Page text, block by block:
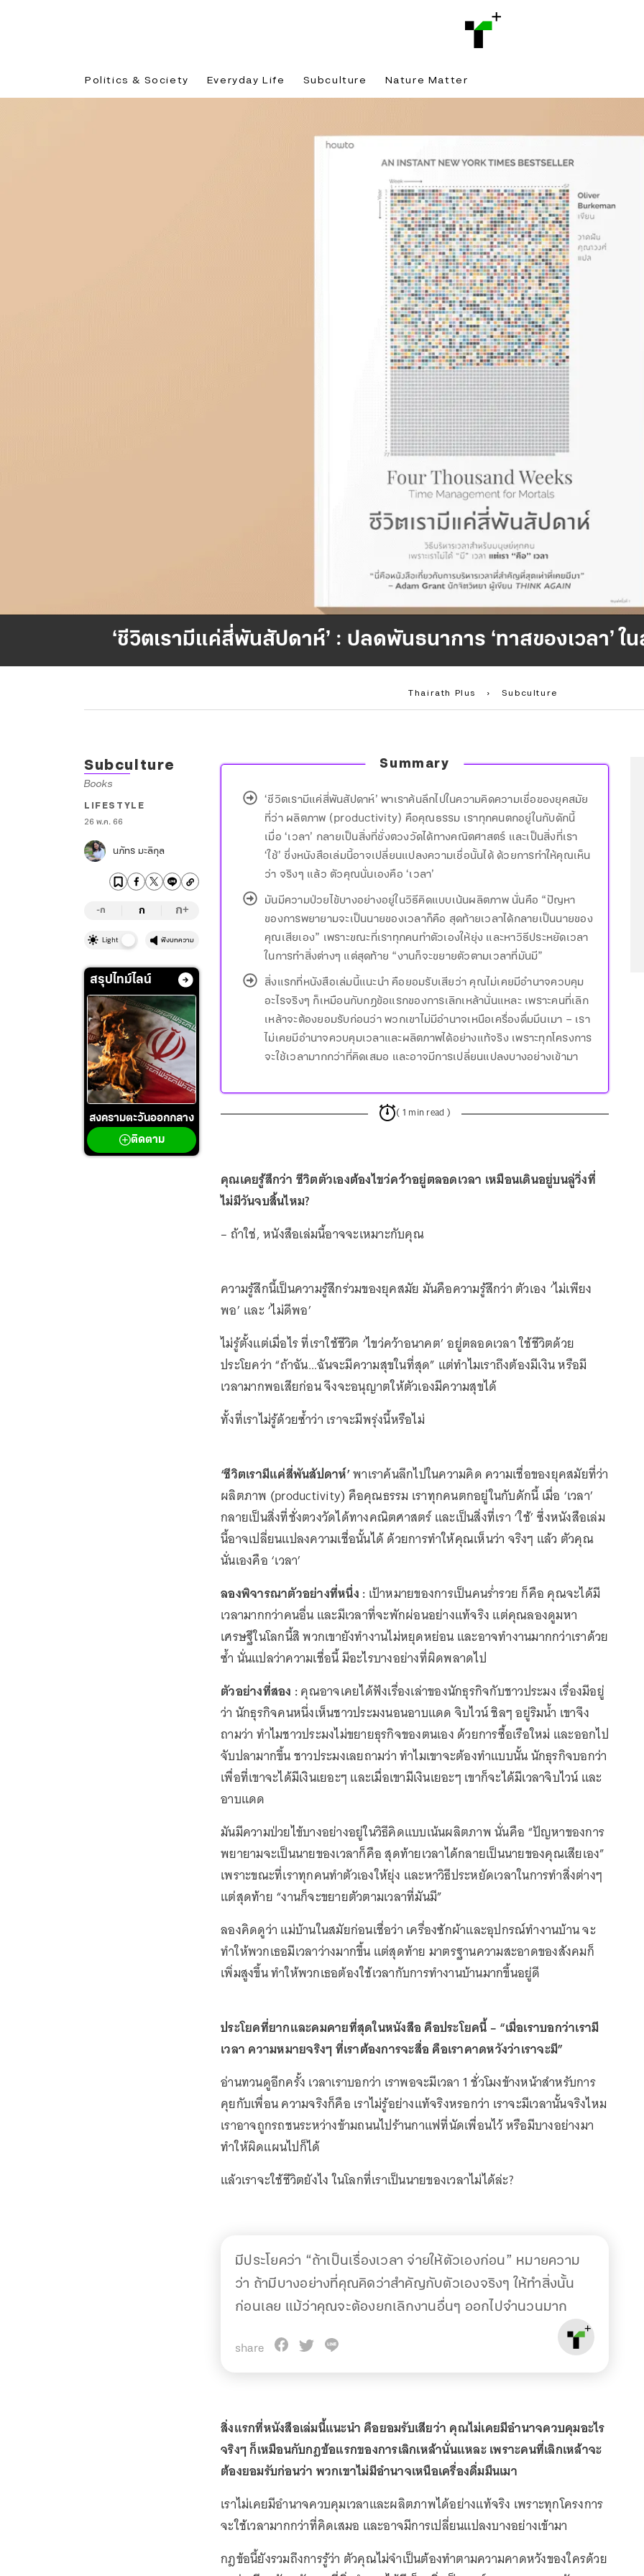
Politics & Society Everyday Life Subculture Nature Matter
‘ชีวิตเรามีแค่สี่พันสัปดาห์’ : ปลดพันธนาการ ‘ทาสของเวลา’
Thairath Plus › Subculture
Subculture
Books
LIFESTYLE
26 พ.ค. 66
นภัทร มะลิกุล
-ก ก ก+
Light ฟังบทความ
สรุปไทม์ไลน์
สงครามตะวันออกกลาง
ติดตาม
Summary
‘ชีวิตเรามีแค่สี่พันสัปดาห์’ พาเราค้นลึกไปในความคิดความเชื่อของยุคสมัย
ที่ว่า ผลิตภาพ (productivity) คือคุณธรรม เราทุกคนตกอยู่ในกับดักนี้
เมื่อ ‘เวลา’ กลายเป็นสิ่งที่ชั่งตวงวัดได้ทางคณิตศาสตร์ และเป็นสิ่งที่เรา
‘ใช้’ ซึ่งหนังสือเล่มนี้อาจเปลี่ยนแปลงความเชื่อนั้นได้ ด้วยการทำให้คุณเห็น
ว่า จริงๆ แล้ว ตัวคุณนั่นเองคือ ‘เวลา’
มันมีความป่วยไข้บางอย่างอยู่ในวิธีคิดแบบเน้นผลิตภาพ นั่นคือ “ปัญหา
ของการพยายามจะเป็นนายของเวลาก็คือ สุดท้ายเวลาได้กลายเป็นนายของ
คุณเสียเอง” เพราะขณะที่เราทุกคนทำตัวเองให้ยุ่ง และหาวิธีประหยัดเวลา
ในการทำสิ่งต่างๆ แต่สุดท้าย “งานก็จะขยายตัวตามเวลาที่มันมี”
สิ่งแรกที่หนังสือเล่มนี้แนะนำ คือยอมรับเสียว่า คุณไม่เคยมีอำนาจควบคุม
อะไรจริงๆ ก็เหมือนกับกฎข้อแรกของการเลิกเหล้านั่นแหละ เพราะคนที่เลิก
เหล้าจะต้องยอมรับก่อนว่า พวกเขาไม่มีอำนาจเหนือเครื่องดื่มมึนเมา – เรา
ไม่เคยมีอำนาจควบคุมเวลาและผลิตภาพได้อย่างแท้จริง เพราะทุกโครงการ
จะใช้เวลามากกว่าที่คิดเสมอ และอาจมีการเปลี่ยนแปลงบางอย่างเข้ามา
( 1 min read )
คุณเคยรู้สึกว่า ชีวิตตัวเองต้องไขว่คว้าอยู่ตลอดเวลา เหมือนเดินอยู่บนลู่วิ่งที่
ไม่มีวันจบสิ้นไหม?
– ถ้าใช่, หนังสือเล่มนี้อาจจะเหมาะกับคุณ
ความรู้สึกนี้เป็นความรู้สึกร่วมของยุคสมัย มันคือความรู้สึกว่า ตัวเอง ‘ไม่เพียง
พอ’ และ ‘ไม่ดีพอ’
ไม่รู้ตั้งแต่เมื่อไร ที่เราใช้ชีวิต ‘ไขว่คว้าอนาคต’ อยู่ตลอดเวลา ใช้ชีวิตด้วย
ประโยคว่า “ถ้าฉัน...ฉันจะมีความสุขในที่สุด” แต่ทำไมเราถึงต้องมีเงิน หรือมี
เวลามากพอเสียก่อน จึงจะอนุญาตให้ตัวเองมีความสุขได้
ทั้งที่เราไม่รู้ด้วยซ้ำว่า เราจะมีพรุ่งนี้หรือไม่
‘ชีวิตเรามีแค่สี่พันสัปดาห์’พาเราค้นลึกไปในความคิด ความเชื่อของยุคสมัยที่ว่า
ผลิตภาพ (productivity) คือคุณธรรม เราทุกคนตกอยู่ในกับดักนี้ เมื่อ ‘เวลา’
กลายเป็นสิ่งที่ชั่งตวงวัดได้ทางคณิตศาสตร์ และเป็นสิ่งที่เรา ‘ใช้’ ซึ่งหนังสือเล่ม
นี้อาจเปลี่ยนแปลงความเชื่อนั้นได้ ด้วยการทำให้คุณเห็นว่า จริงๆ แล้ว ตัวคุณ
นั่นเองคือ ‘เวลา’
ลองพิจารณาตัวอย่างที่หนึ่ง : เป้าหมายของการเป็นคนร่ำรวย ก็คือ คุณจะได้มี
เวลามากกว่าคนอื่น และมีเวลาที่จะพักผ่อนอย่างแท้จริง แต่คุณลองดูมหา
เศรษฐีในโลกนี้สิ พวกเขายังทำงานไม่หยุดหย่อน และอาจทำงานมากกว่าเราด้วย
ซ้ำ นั่นแปลว่าความเชื่อนี้ มีอะไรบางอย่างที่ผิดพลาดไป
ตัวอย่างที่สอง :คุณอาจเคยได้ฟังเรื่องเล่าของนักธุรกิจกับชาวประมง เรื่องมีอยู่
ว่า นักธุรกิจคนหนึ่งเห็นชาวประมงนอนอาบแดด จิบไวน์ ชิลๆ อยู่ริมน้ำ เขาจึง
ถามว่า ทำไมชาวประมงไม่ขยายธุรกิจของตนเอง ด้วยการซื้อเรือใหม่ และออกไป
จับปลามากขึ้น ชาวประมงเลยถามว่า ทำไมเขาจะต้องทำแบบนั้น นักธุรกิจบอกว่า
เพื่อที่เขาจะได้มีเงินเยอะๆ และเมื่อเขามีเงินเยอะๆ เขาก็จะได้มีเวลาจิบไวน์ และ
อาบแดด
มันมีความป่วยไข้บางอย่างอยู่ในวิธีคิดแบบเน้นผลิตภาพ นั่นคือ “ปัญหาของการ
พยายามจะเป็นนายของเวลาก็คือ สุดท้ายเวลาได้กลายเป็นนายของคุณเสียเอง”
เพราะขณะที่เราทุกคนทำตัวเองให้ยุ่ง และหาวิธีประหยัดเวลาในการทำสิ่งต่างๆ
แต่สุดท้าย “งานก็จะขยายตัวตามเวลาที่มันมี”
ลองคิดดูว่า แม่บ้านในสมัยก่อนเชื่อว่า เครื่องซักผ้าและอุปกรณ์ทำงานบ้าน จะ
ทำให้พวกเธอมีเวลาว่างมากขึ้น แต่สุดท้าย มาตรฐานความสะอาดของสังคมก็
เพิ่มสูงขึ้น ทำให้พวกเธอต้องใช้เวลากับการทำงานบ้านมากขึ้นอยู่ดี
ประโยคที่ยากและคมคายที่สุดในหนังสือ คือประโยคนี้ – “เมื่อเราบอกว่าเรามี
เวลา ความหมายจริงๆ ที่เราต้องการจะสื่อ คือเราคาดหวังว่าเราจะมี”
อ่านทวนดูอีกครั้ง เวลาเราบอกว่า เราพอจะมีเวลา 1 ชั่วโมงข้างหน้าสำหรับการ
คุยกับเพื่อน ความจริงก็คือ เราไม่รู้อย่างแท้จริงหรอกว่า เราจะมีเวลานั้นจริงไหม
เราอาจถูกรถชนระหว่างข้ามถนนไปร้านกาแฟที่นัดเพื่อนไว้ หรือมีบางอย่างมา
ทำให้ผิดแผนไปก็ได้
แล้วเราจะใช้ชีวิตยังไง ในโลกที่เราเป็นนายของเวลาไม่ได้ล่ะ?
มีประโยคว่า “ถ้าเป็นเรื่องเวลา จ่ายให้ตัวเองก่อน” หมายความ
ว่า ถ้ามีบางอย่างที่คุณคิดว่าสำคัญกับตัวเองจริงๆ ให้ทำสิ่งนั้น
ก่อนเลย แม้ว่าคุณจะต้องยกเลิกงานอื่นๆ ออกไปจำนวนมาก
share
สิ่งแรกที่หนังสือเล่มนี้แนะนำ คือยอมรับเสียว่า คุณไม่เคยมีอำนาจควบคุมอะไร
จริงๆ ก็เหมือนกับกฎข้อแรกของการเลิกเหล้านั่นแหละ เพราะคนที่เลิกเหล้าจะ
ต้องยอมรับก่อนว่า พวกเขาไม่มีอำนาจเหนือเครื่องดื่มมึนเมา
เราไม่เคยมีอำนาจควบคุมเวลาและผลิตภาพได้อย่างแท้จริง เพราะทุกโครงการ
จะใช้เวลามากกว่าที่คิดเสมอ และอาจมีการเปลี่ยนแปลงบางอย่างเข้ามา
กฎข้อนี้ยังรวมถึงการรู้ว่า ตัวคุณไม่จำเป็นต้องทำตามความคาดหวังของใครด้วย